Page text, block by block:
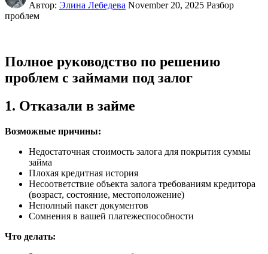
Автор: Элина Лебедева November 20, 2025 Разбор
проблем
Полное руководство по решению
проблем с займами под залог
1. Отказали в займе
Возможные причины:
Недостаточная стоимость залога для покрытия суммы
займа
Плохая кредитная история
Несоответствие объекта залога требованиям кредитора
(возраст, состояние, местоположение)
Неполный пакет документов
Сомнения в вашей платежеспособности
Что делать: